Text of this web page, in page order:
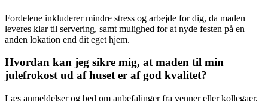
Fordelene inkluderer mindre stress og arbejde for dig, da maden
leveres klar til servering, samt mulighed for at nyde festen på en
anden lokation end dit eget hjem.
Hvordan kan jeg sikre mig, at maden til min
julefrokost ud af huset er af god kvalitet?
Læs anmeldelser og bed om anbefalinger fra venner eller kollegaer,